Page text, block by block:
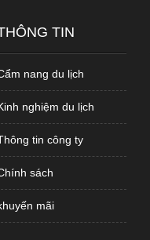
TIN
nang du lịch
nghiệm du lịch
tin công ty
sách
mãi